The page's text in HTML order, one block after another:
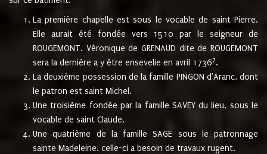
La première chapelle est sous le vocable de saint Pierre.
Elle aurait été fondée vers 1510 par le seigneur de
ROUGEMONT. Véronique de GRENAUD dite de ROUGEMONT
sera la dernière a y être ensevelie en avril 17367.
La deuxième possession de la famille PINGON d'Aranc, dont
le patron est saint Michel.
Une troisième fondée par la famille SAVEY du lieu, sous le
vocable de saint Claude.
Une quatrième de la famille SAGE sous le patronnage
sainte Madeleine. celle-ci a besoin de travaux rugent.